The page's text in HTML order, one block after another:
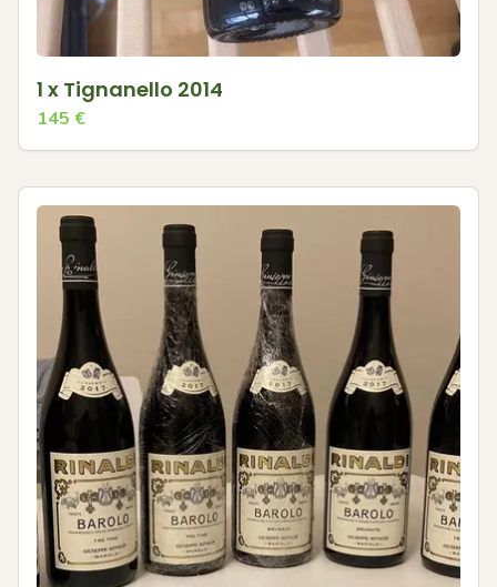
1 x Tignanello 2014
145 €